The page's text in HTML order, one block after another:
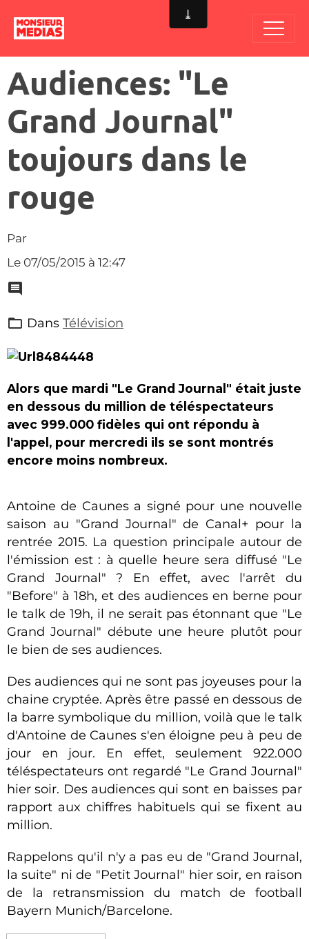
Audiences: "Le
Grand Journal"
toujours dans le
rouge
Par
Le 07/05/2015 à 12:47
Dans Télévision
Alors que mardi "Le Grand Journal" était juste
en dessous du million de téléspectateurs
avec 999.000 fidèles qui ont répondu à
l'appel, pour mercredi ils se sont montrés
encore moins nombreux.
Antoine de Caunes a signé pour une nouvelle
saison au "Grand Journal" de Canal+ pour la
rentrée 2015. La question principale autour de
l'émission est : à quelle heure sera diffusé "Le
Grand Journal" ? En effet, avec l'arrêt du
"Before" à 18h, et des audiences en berne pour
le talk de 19h, il ne serait pas étonnant que "Le
Grand Journal" débute une heure plutôt pour
le bien de ses audiences.
Des audiences qui ne sont pas joyeuses pour la
chaine cryptée. Après être passé en dessous de
la barre symbolique du million, voilà que le talk
d'Antoine de Caunes s'en éloigne peu à peu de
jour en jour. En effet, seulement 922.000
téléspectateurs ont regardé "Le Grand Journal"
hier soir. Des audiences qui sont en baisses par
rapport aux chiffres habituels qui se fixent au
million.
Rappelons qu'il n'y a pas eu de "Grand Journal,
la suite" ni de "Petit Journal" hier soir, en raison
de la retransmission du match de football
Bayern Munich/Barcelone.